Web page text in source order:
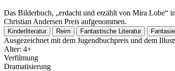
Das Bilderbuch, „erdacht und erzählt von Mira Lobe“
Christian Andersen Preis aufgenommen.
Kinderliteratur Reim Fantastische Literatur Fantasie
Ausgezeichnet mit dem Jugendbuchpreis und dem
Alter: 4+
Verfilmung
Dramatisierung